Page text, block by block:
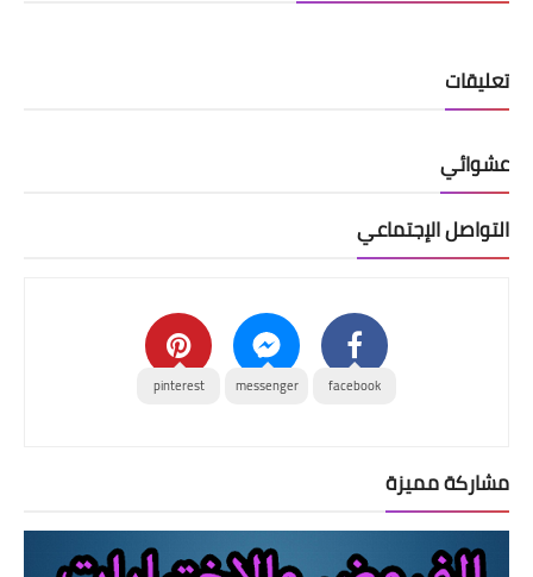
تعليقات
عشوائي
التواصل الإجتماعي
facebook
messenger
pinterest
مشاركة مميزة